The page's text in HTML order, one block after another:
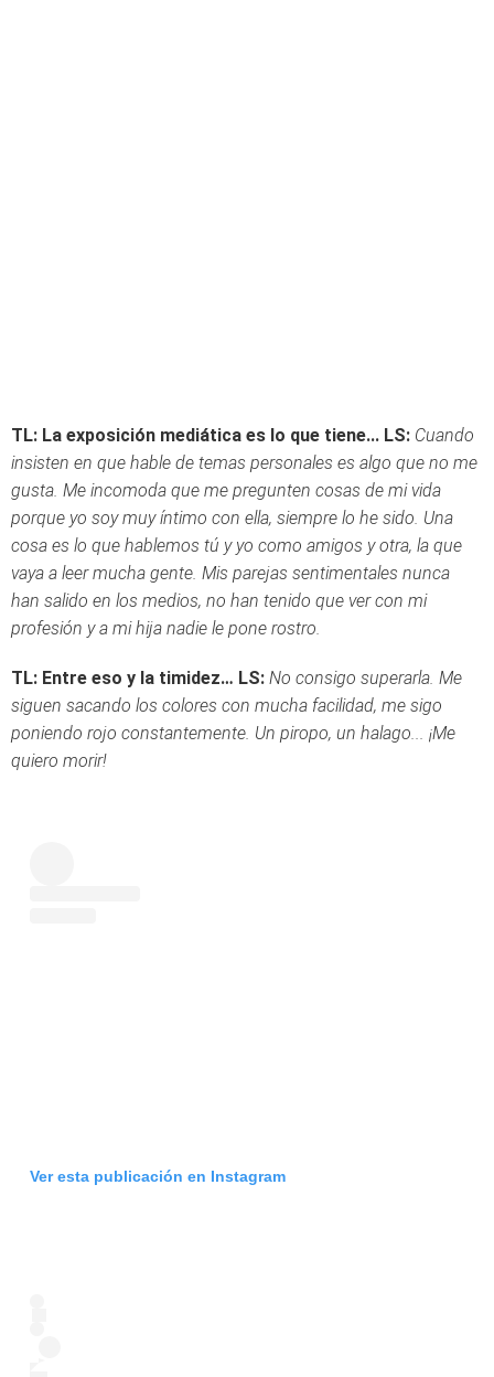
TL: La exposición mediática es lo que tiene... LS: Cuando
insisten en que hable de temas personales es algo que no me
gusta. Me incomoda que me pregunten cosas de mi vida
porque yo soy muy íntimo con ella, siempre lo he sido. Una
cosa es lo que hablemos tú y yo como amigos y otra, la que
vaya a leer mucha gente. Mis parejas sentimentales nunca
han salido en los medios, no han tenido que ver con mi
profesión y a mi hija nadie le pone rostro.
TL: Entre eso y la timidez… LS: No consigo superarla. Me
siguen sacando los colores con mucha facilidad, me sigo
poniendo rojo constantemente. Un piropo, un halago... ¡Me
quiero morir!
Ver esta publicación en Instagram